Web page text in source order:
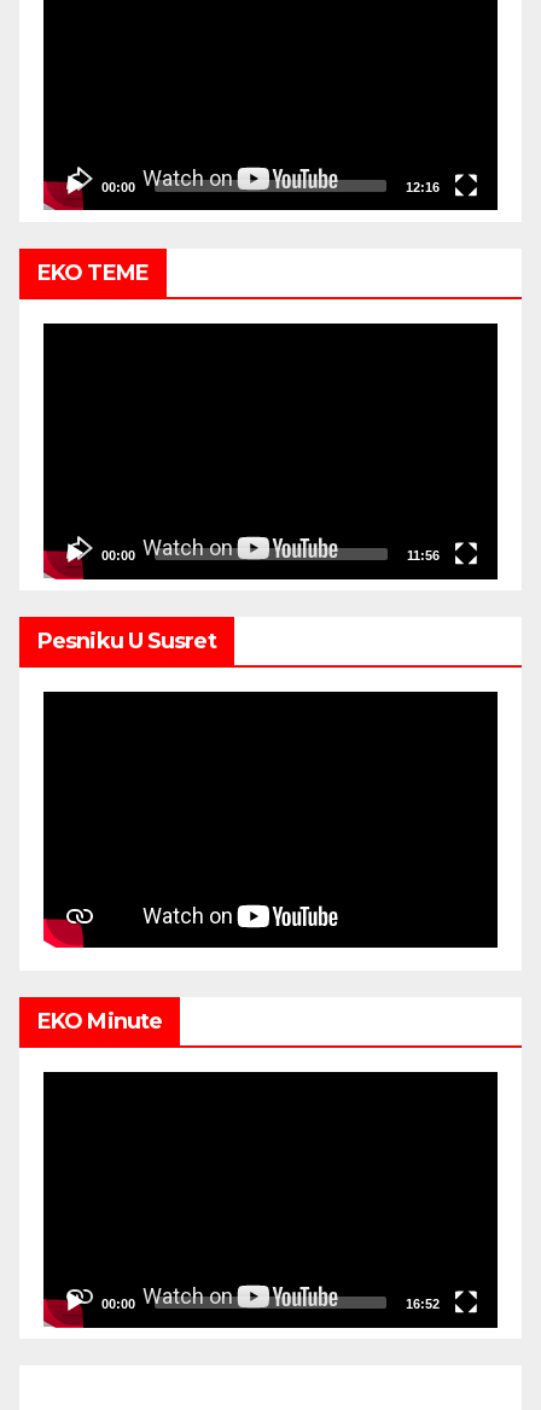
00:00 12:16
EKO TEME
00:00 11:56
Pesniku U Susret
EKO Minute
00:00 16:52